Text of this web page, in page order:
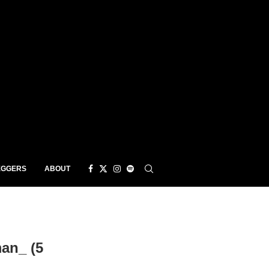
ABOUT
(5